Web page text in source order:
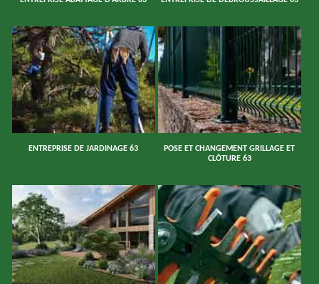
ENTREPRISE DE JARDINAGE 63
POSE ET CHANGEMENT GRILLAGE ET
CLÔTURE 63